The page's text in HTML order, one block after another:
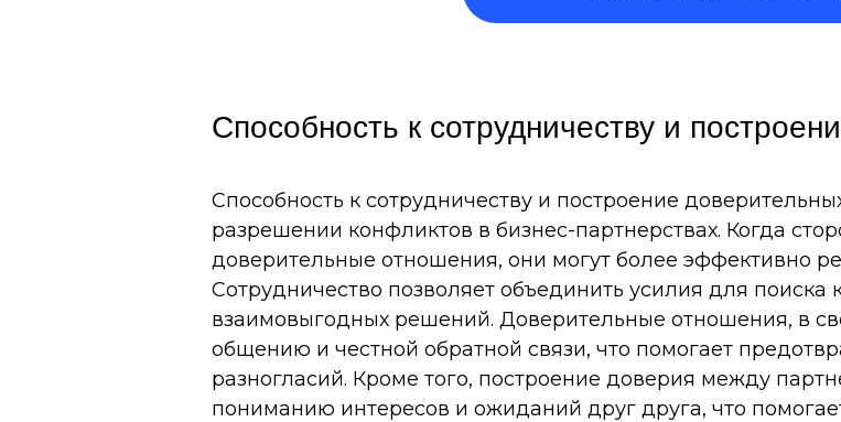
Способность к сотрудничеству и
Способность к сотрудничеству и построение
разрешении конфликтов в бизнес-партнерствах. Когда
доверительные отношения, они могут более эффективно
Сотрудничество позволяет объединить усилия для
взаимовыгодных решений. Доверительные отношения, в
общению и честной обратной связи, что помогает
разногласий. Кроме того, построение доверия между
пониманию интересов и ожиданий друг друга, что